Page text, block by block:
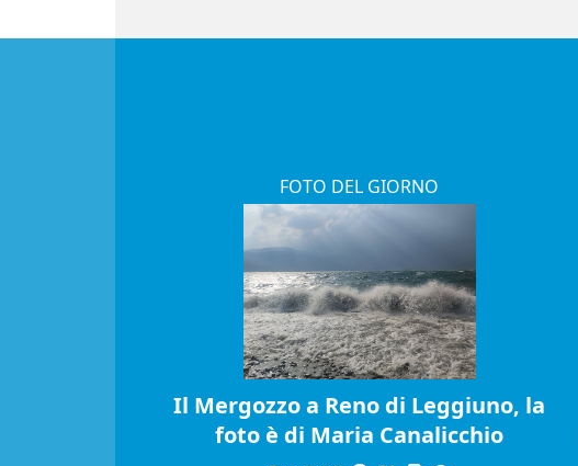
FOTO DEL GIORNO
Il Mergozzo a Reno di Leggiuno, la
foto è di Maria Canalicchio